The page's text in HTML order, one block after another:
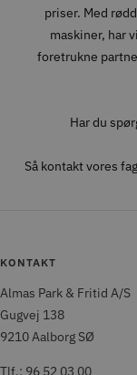
priser. Med
maskiner, har
foretrukne
Har du
Så kontakt vores
KONTAKT
Almas Park & Fritid A/S
Gugvej 138
9210 Aalborg SØ
Tlf.: 96 52 03 00